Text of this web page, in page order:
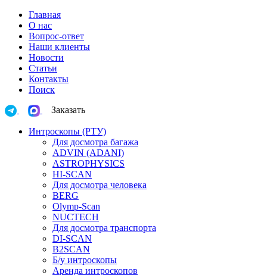
Главная
О нас
Вопрос-ответ
Наши клиенты
Новости
Статьи
Контакты
Поиск
Заказать
Интроскопы (РТУ)
Для досмотра багажа
ADVIN (ADANI)
ASTROPHYSICS
HI-SCAN
Для досмотра человека
BERG
Olymp-Scan
NUCTECH
Для досмотра транспорта
DI-SCAN
B2SCAN
Б/у интроскопы
Аренда интроскопов